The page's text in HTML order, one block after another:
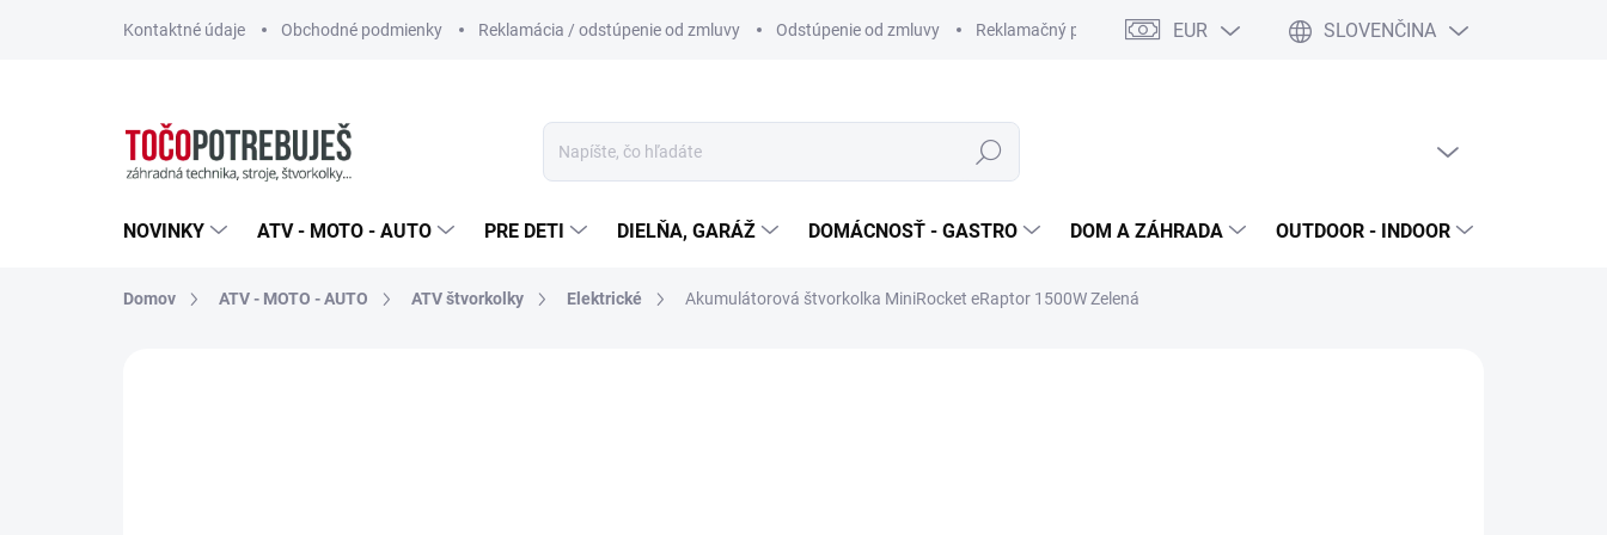
Kontaktné údaje Obchodné podmienky Reklamácia / odstúpenie od zmluvy Odstúpenie od zmluvy Reklamačný poriadok Reklamačný protokol Ochrana osobných údajov
EUR SLOVENČINA
Hľadať
NOVINKY ATV - MOTO - AUTO PRE DETI DIELŇA, GARÁŽ DOMÁCNOSŤ - GASTRO DOM A ZÁHRADA OUTDOOR - INDOOR
Domov ATV - MOTO - AUTO ATV štvorkolky Elektrické Akumulátorová štvorkolka MiniRocket eRaptor 1500W Zelená